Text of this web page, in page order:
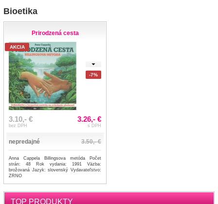
Bioetika
Prirodzená cesta
AKCIA
-7%
3.10,- €
bez DPH
3.26,- €
s DPH
nepredajné 3.50,- €
Anna Cappela Billingsova metóda Počet
strán: 48 Rok vydania: 1991 Väzba:
brožovaná Jazyk: slovenský Vydavateľstvo:
ZRNO
TOP PRODUKTY